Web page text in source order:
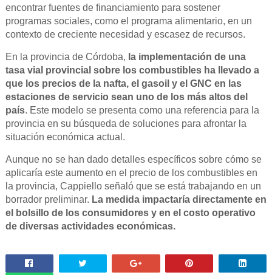
encontrar fuentes de financiamiento para sostener
programas sociales, como el programa alimentario, en un
contexto de creciente necesidad y escasez de recursos.
En la provincia de Córdoba, la implementación de una
tasa vial provincial sobre los combustibles ha llevado a
que los precios de la nafta, el gasoil y el GNC en las
estaciones de servicio sean uno de los más altos del
país. Este modelo se presenta como una referencia para la
provincia en su búsqueda de soluciones para afrontar la
situación económica actual.
Aunque no se han dado detalles específicos sobre cómo se
aplicaría este aumento en el precio de los combustibles en
la provincia, Cappiello señaló que se está trabajando en un
borrador preliminar. La medida impactaría directamente en
el bolsillo de los consumidores y en el costo operativo
de diversas actividades económicas.